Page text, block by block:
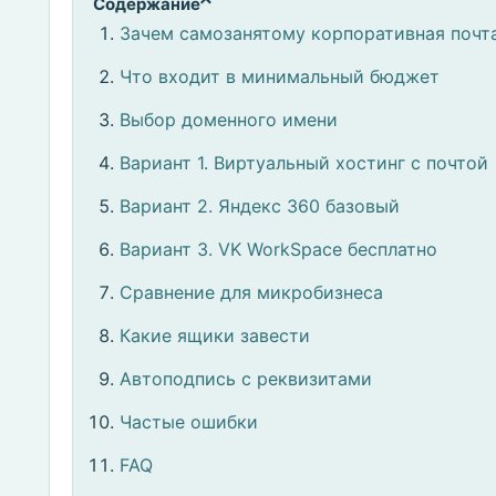
Зачем самозанятому корпоративная
Что входит в минимальный бюджет
Выбор доменного имени
Вариант 1. Виртуальный хостинг с почтой
Вариант 2. Яндекс 360 базовый
Вариант 3. VK WorkSpace бесплатно
Сравнение для микробизнеса
Какие ящики завести
Автоподпись с реквизитами
Частые ошибки
FAQ